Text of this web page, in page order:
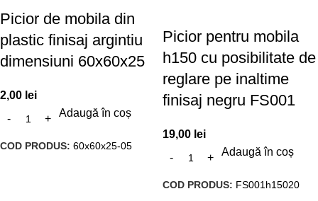
Picior de mobila din
plastic finisaj argintiu
dimensiuni 60x60x25
2,00 lei
Adaugă în coș
COD PRODUS: 60x60x25-05
Picior pentru mobila
h150 cu posibilitate de
reglare pe inaltime
finisaj negru FS001
19,00 lei
Adaugă în coș
COD PRODUS: FS001h15020